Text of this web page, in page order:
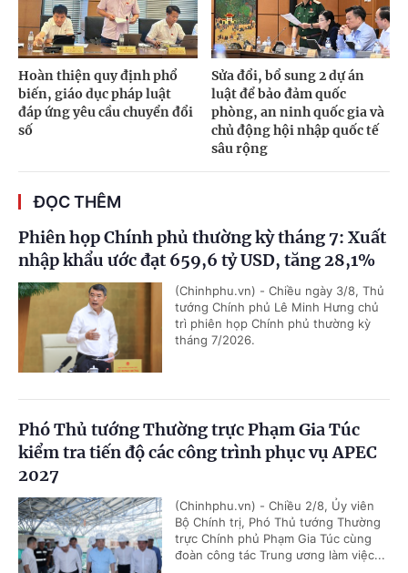
Hoàn thiện quy định phổ
biến, giáo dục pháp luật
đáp ứng yêu cầu chuyển đổi
số
Sửa đổi, bổ sung 2 dự án
luật để bảo đảm quốc
phòng, an ninh quốc gia và
chủ động hội nhập quốc tế
sâu rộng
ĐỌC THÊM
Phiên họp Chính phủ thường kỳ tháng 7: Xuất
nhập khẩu ước đạt 659,6 tỷ USD, tăng 28,1%
(Chinhphu.vn) - Chiều ngày 3/8, Thủ
tướng Chính phủ Lê Minh Hưng chủ
trì phiên họp Chính phủ thường kỳ
tháng 7/2026.
Phó Thủ tướng Thường trực Phạm Gia Túc
kiểm tra tiến độ các công trình phục vụ APEC
2027
(Chinhphu.vn) - Chiều 2/8, Ủy viên
Bộ Chính trị, Phó Thủ tướng Thường
trực Chính phủ Phạm Gia Túc cùng
đoàn công tác Trung ương làm việc...